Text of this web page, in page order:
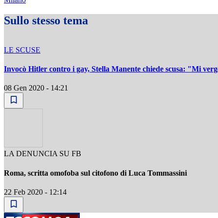
Sullo stesso tema
LE SCUSE
Invocò Hitler contro i gay, Stella Manente chiede scusa: "Mi
08 Gen 2020 - 14:21
LA DENUNCIA SU FB
Roma, scritta omofoba sul citofono di Luca Tommassini
22 Feb 2020 - 12:14